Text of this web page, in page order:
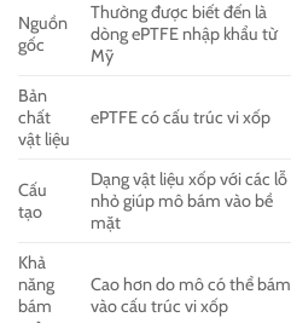
Nguồn
gốc
Thường được biết đến là
dòng ePTFE nhập khẩu từ
Mỹ
Bản
chất
vật liệu
ePTFE có cấu trúc vi xốp
Cấu
tạo
Dạng vật liệu xốp với các lỗ
nhỏ giúp mô bám vào bề
mặt
Khả
năng
bám
Cao hơn do mô có thể bám
vào cấu trúc vi xốp